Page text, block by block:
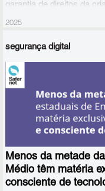
garantia de direitos da
adolescentes e suas
2025
segurança digital
Menos da metade
Médio têm matéria
consciente de